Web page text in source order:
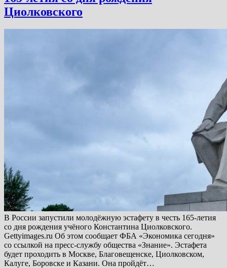
Циолковского
В России запустили молодёжную эстафету в честь 165-летия
со дня рождения учёного Константина Циолковского.
Gettyimages.ru Об этом сообщает ФБА «Экономика сегодня»
со ссылкой на пресс-службу общества «Знание». Эстафета
будет проходить в Москве, Благовещенске, Циолковском,
Калуге, Боровске и Казани. Она пройдёт…